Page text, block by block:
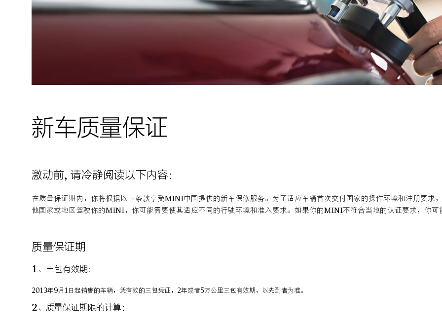
新车质量保证
激动前, 请冷静阅读以下内容：
在质量保证期内，你将根据以下条款享受MINI中国提供的新车保修服务。为了适应车辆首次交付国家的操作环境和注册要求
他国家或地区驾驶你的MINI，你可能需要使其适应不同的行驶环境和准入要求。如果你的MINI不符合当地的认证要求，你
质量保证期
1、三包有效期：
2013年9月1日起销售的车辆，凭有效的三包凭证，2年或者5万公里三包有效期，以先到者为准。
2、质量保证期限的计算：